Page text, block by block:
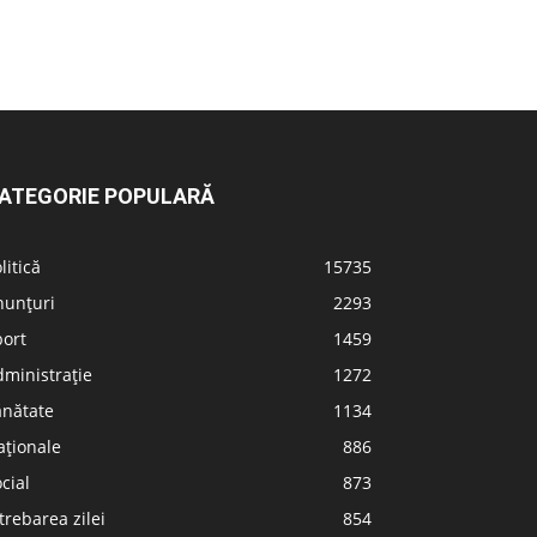
POPULARĂ
15735
2293
1459
1272
1134
886
873
zilei
854